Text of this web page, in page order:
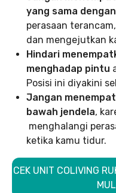
yang sama
perasaan
dan mengejutkan
Hindari
menghadap pintu
Posisi ini diyakini
Jangan
bawah jendela,
menghalangi
ketika kamu tidur.
CEK UNIT COLIVING